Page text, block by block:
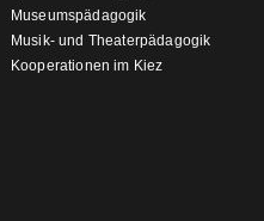
Museumspädagogik
Musik- und Theaterpädagogik
Kooperationen im Kiez